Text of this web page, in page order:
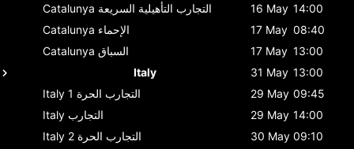
Catalunya التجارب التأهيلية السريعة 16 May 14:00
Catalunya الإحماء 17 May 08:40
Catalunya السباق 17 May 13:00
Italy
31 May 13:00
Italy
التجارب الحرة 1 29 May 09:45
Italy التجارب 29 May 14:00
Italy
التجارب الحرة 2 30 May 09:10